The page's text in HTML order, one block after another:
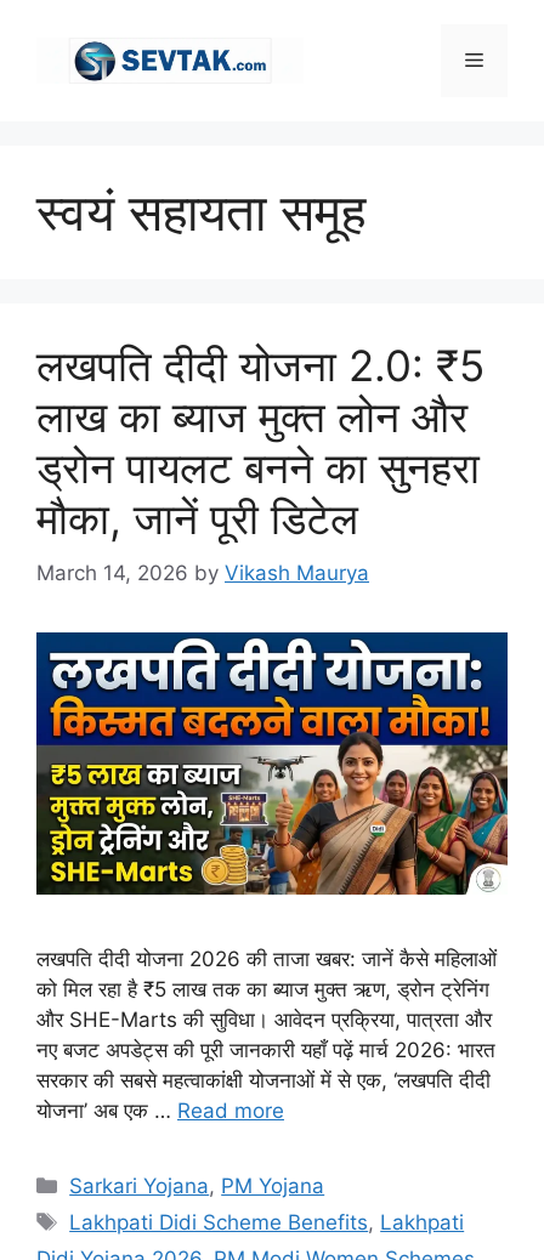
Menu
स्वयं सहायता समूह
लखपति दीदी योजना 2.0: ₹5
लाख का ब्याज मुक्त लोन और
ड्रोन पायलट बनने का सुनहरा
मौका, जानें पूरी डिटेल
March 14, 2026 by Vikash Maurya
लखपति दीदी योजना 2026 की ताजा खबर: जानें कैसे महिलाओं
को मिल रहा है ₹5 लाख तक का ब्याज मुक्त ऋण, ड्रोन ट्रेनिंग
और SHE-Marts की सुविधा। आवेदन प्रक्रिया, पात्रता और
नए बजट अपडेट्स की पूरी जानकारी यहाँ पढ़ें मार्च 2026: भारत
सरकार की सबसे महत्वाकांक्षी योजनाओं में से एक, ‘लखपति दीदी
योजना’ अब एक … Read more
Categories
Sarkari Yojana, PM Yojana
Tags
Lakhpati Didi Scheme Benefits, Lakhpati